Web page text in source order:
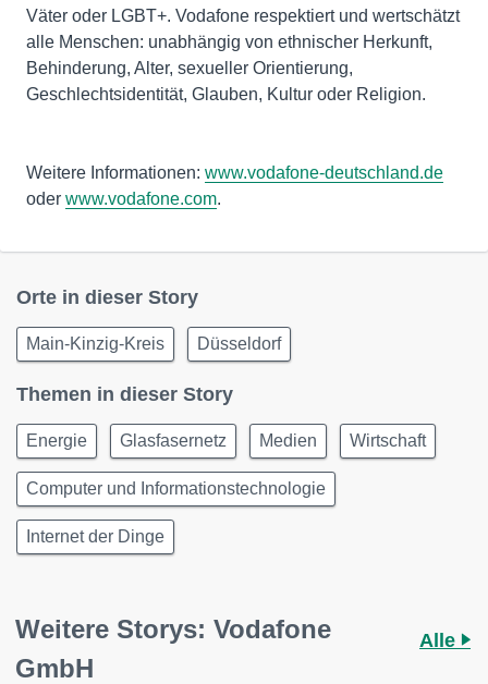
Väter oder LGBT+. Vodafone respektiert und wertschätzt
alle Menschen: unabhängig von ethnischer Herkunft,
Behinderung, Alter, sexueller Orientierung,
Geschlechtsidentität, Glauben, Kultur oder Religion.
Weitere Informationen: www.vodafone-deutschland.de
oder www.vodafone.com.
Orte in dieser Story
Main-Kinzig-Kreis Düsseldorf
Themen in dieser Story
Energie Glasfasernetz Medien Wirtschaft
Computer und Informationstechnologie
Internet der Dinge
Weitere Storys: Vodafone
GmbH
Alle